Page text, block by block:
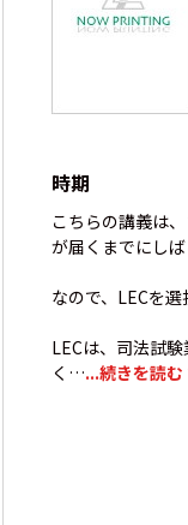
時期
こちらの講義は
が届くまでにしば
なので、LECを選
LECは、司法試
く…...続きを読む